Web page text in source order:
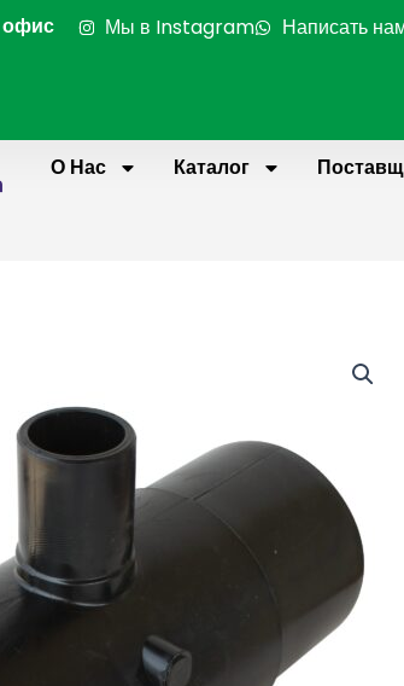
офис
Мы в Instagram Написать
О Нас
Каталог